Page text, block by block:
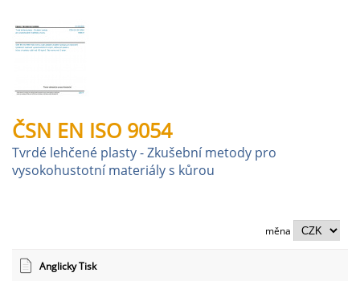
ČSN EN ISO 9054
Tvrdé lehčené plasty - Zkušební metody pro
vysokohustotní materiály s kůrou
měna
Anglicky Tisk